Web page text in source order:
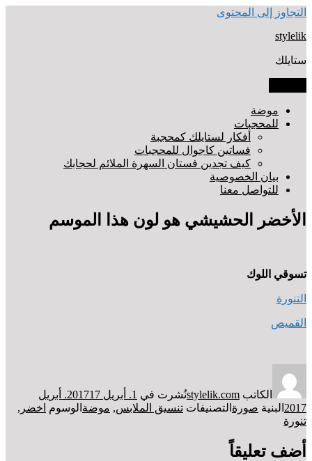
التجاوز إلى المحتوى
stylelik
ستايلك
موضة
للمحجبات
أفكار لستايلك كمحجبة
فساتين كاجوال للمحجبات
كيف تجدين فستان السهرة الملائم لحجابك
بيان الخصوصية
للتواصل معنا
الأخضر الحشيشي هو لون هذا الموسم
تسوقي اللوك
التنورة
القميص
الكاتب stylelik.comنُشرت في 1. أبريل 2017
17. أبريل
2017 البنية صورة التصنيفات تنسيق الملابس, موضة الوسوم اخضر ,
تنورة
أضف تعليقاً